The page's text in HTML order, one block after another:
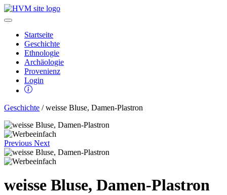
Startseite
Geschichte
Ethnologie
Archäologie
Provenienz
Login
Geschichte / weisse Bluse, Damen-Plastron
Previous Next
weisse Bluse, Damen-Plastron